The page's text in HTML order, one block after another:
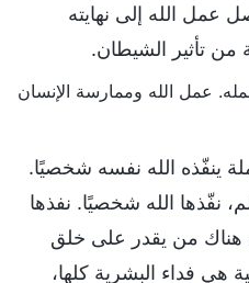
عمل الله إلى نهايته
من تأثير الشيطان.
ينفّذه الله نفسه شخصيًا.
نفّذها الله شخصيًا. نفذها
هناك من يقدر على خلق
هي فداء البشرية كلها،